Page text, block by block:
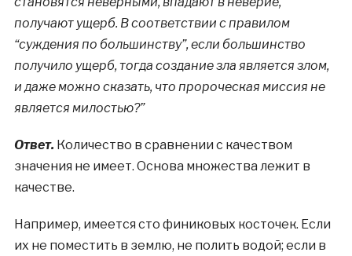
получают ущерб. В соответствии с правилом
“суждения по большинству”, если большинство
получило ущерб, тогда создание зла является злом,
и даже можно сказать, что пророческая миссия не
является милостью?”
Ответ. Количество в сравнении с качеством
значения не имеет. Основа множества лежит в
качестве.
Например, имеется сто финиковых косточек. Если
их не поместить в землю, не полить водой; если в